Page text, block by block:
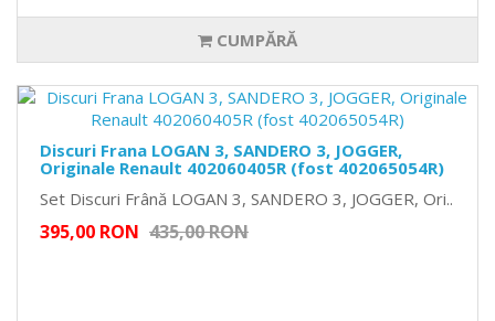
CUMPĂRĂ
Discuri Frana LOGAN 3, SANDERO 3, JOGGER,
Originale Renault 402060405R (fost 402065054R)
Set Discuri Frână LOGAN 3, SANDERO 3, JOGGER, Ori..
395,00 RON 435,00 RON